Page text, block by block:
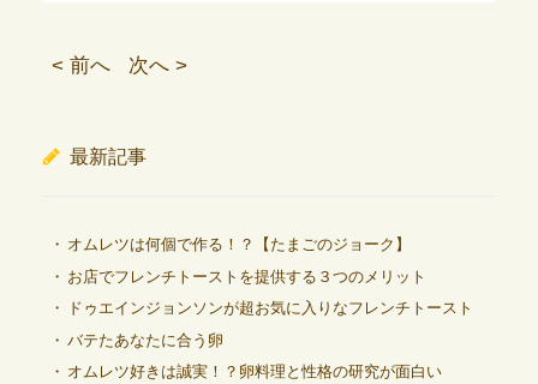
< 前へ 次へ >
最新記事
オムレツは何個で作る！？【たまごのジョーク】
お店でフレンチトーストを提供する３つのメリット
ドゥエインジョンソンが超お気に入りなフレンチトースト
バテたあなたに合う卵
オムレツ好きは誠実！？卵料理と性格の研究が面白い